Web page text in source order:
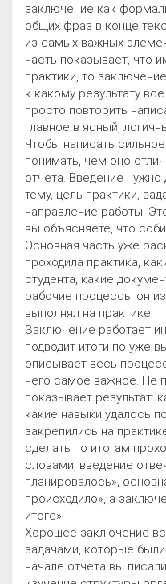
заключение как
общих фраз в конце
из самых важных
часть показывает, что
практики, то
к какому результату
просто повторить
главное в ясный,
Чтобы написать
понимать, чем оно
отчета. Введение нужно
тему, цель практики,
направление работы.
вы объясняете, что
Основная часть уже
проходила практика,
студента, какие
рабочие процессы он
выполнял на практике.
Заключение работает
подводит итоги по уже
описывает весь
него самое важное. Не
показывает результат:
какие навыки удалось
закрепились на
сделать по итогам
словами, введение
планировалось»,
происходило», а
итоге».
Хорошее заключение
задачами, которые
начале отчета вы